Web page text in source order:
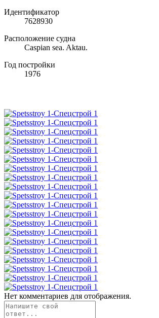
Идентификатор
7628930
Расположение судна
Caspian sea. Aktau.
Год постройки
1976
Нет комментариев для отображения.